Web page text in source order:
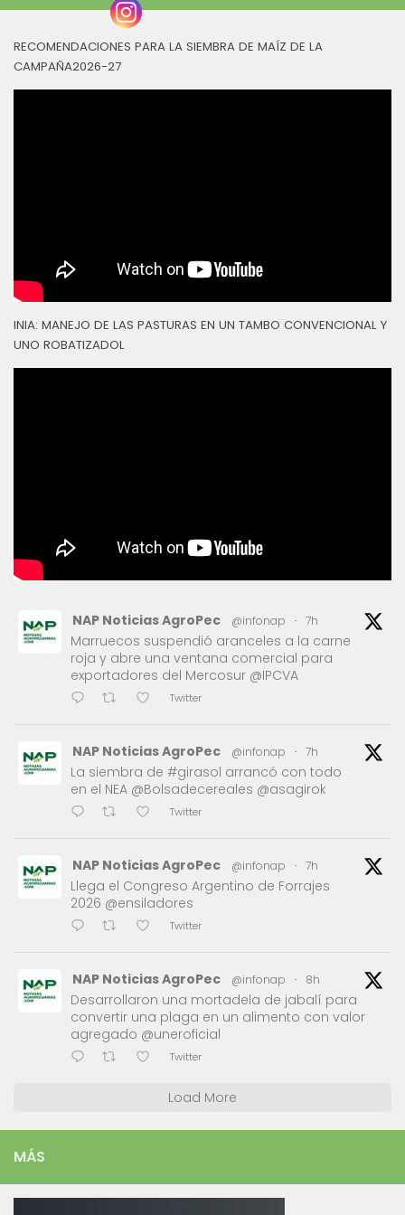
RECOMENDACIONES PARA LA SIEMBRA DE MAÍZ DE LA
CAMPAÑA2026-27
INIA: MANEJO DE LAS PASTURAS EN UN TAMBO CONVENCIONAL Y
UNO ROBATIZADOL
NAP Noticias AgroPec @infonap · 7h
Marruecos suspendió aranceles a la carne
roja y abre una ventana comercial para
exportadores del Mercosur @IPCVA
Twitter
NAP Noticias AgroPec @infonap · 7h
La siembra de #girasol arrancó con todo
en el NEA @Bolsadecereales @asagirok
Twitter
NAP Noticias AgroPec @infonap · 7h
Llega el Congreso Argentino de Forrajes
2026 @ensiladores
Twitter
NAP Noticias AgroPec @infonap · 8h
Desarrollaron una mortadela de jabalí para
convertir una plaga en un alimento con valor
agregado @uneroficial
Twitter
Load More
MÁS